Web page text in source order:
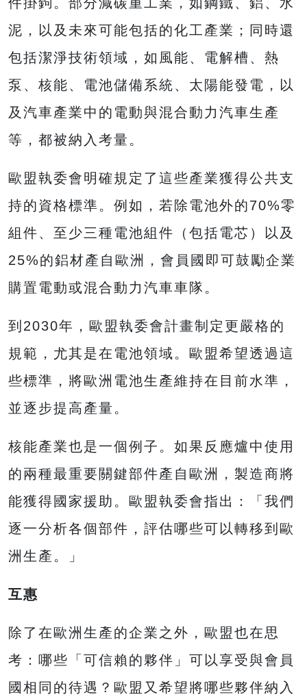
泥，以及未來可能包括的化工產業；同時還
包括潔淨技術領域，如風能、電解槽、熱
泵、核能、電池儲備系統、太陽能發電，以
及汽車產業中的電動與混合動力汽車生產
等，都被納入考量。
歐盟執委會明確規定了這些產業獲得公共支
持的資格標準。例如，若除電池外的70%零
組件、至少三種電池組件（包括電芯）以及
25%的鋁材產自歐洲，會員國即可鼓勵企業
購置電動或混合動力汽車車隊。
到2030年，歐盟執委會計畫制定更嚴格的
規範，尤其是在電池領域。歐盟希望透過這
些標準，將歐洲電池生產維持在目前水準，
並逐步提高產量。
核能產業也是一個例子。如果反應爐中使用
的兩種最重要關鍵部件產自歐洲，製造商將
能獲得國家援助。歐盟執委會指出：「我們
逐一分析各個部件，評估哪些可以轉移到歐
洲生產。」
互惠
除了在歐洲生產的企業之外，歐盟也在思
考：哪些「可信賴的夥伴」可以享受與會員
國相同的待遇？歐盟又希望將哪些夥伴納入